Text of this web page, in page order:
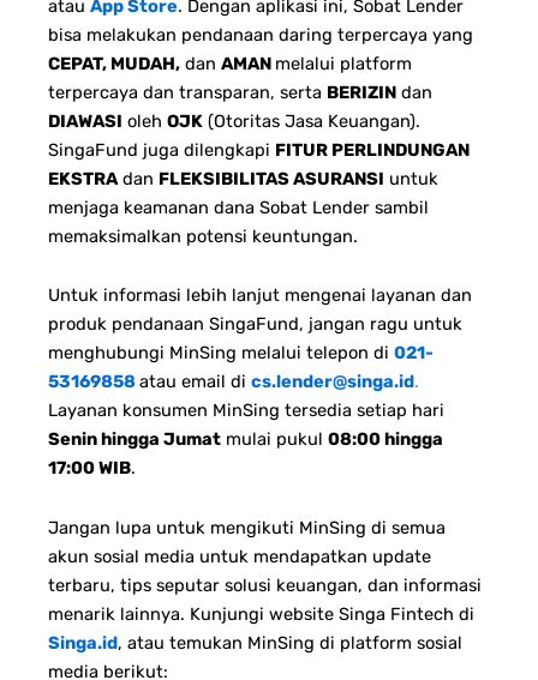
atau App Store. Dengan aplikasi ini, Sobat Lender
bisa melakukan pendanaan daring terpercaya yang
CEPAT, MUDAH, dan AMAN melalui platform
terpercaya dan transparan, serta BERIZIN dan
DIAWASI oleh OJK (Otoritas Jasa Keuangan).
SingaFund juga dilengkapi FITUR PERLINDUNGAN
EKSTRAdan FLEKSIBILITAS ASURANSI untuk
menjaga keamanan dana Sobat Lender sambil
memaksimalkan potensi keuntungan.
Untuk informasi lebih lanjut mengenai layanan dan
produk pendanaan SingaFund, jangan ragu untuk
menghubungi MinSing melalui telepon di 021-
53169858atau email di cs.lender@singa.id.
Layanan konsumen MinSing tersedia setiap hari
Senin hingga Jumat mulai pukul 08:00 hingga
17:00 WIB.
Jangan lupa untuk mengikuti MinSing di semua
akun sosial media untuk mendapatkan update
terbaru, tips seputar solusi keuangan, dan informasi
menarik lainnya. Kunjungi website Singa Fintech di
Singa.id, atau temukan MinSing di platform sosial
media berikut: